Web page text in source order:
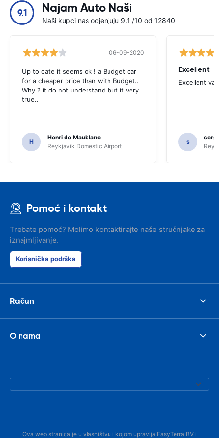
9.1 Najam Auto Naši
Naši kupci nas ocjenjuju 9.1 /10 od 12840
06-09-2020
Up to date it seems ok ! a Budget car
for a cheaper price than with Budget..
Why ? it do not understand but it very
true..
H
Henri de Maublanc
Reykjavik Domestic Airport
Excellent
Excellent
s
Pomoć i kontakt
Trebate pomoć? Molimo kontaktirajte naše stručnjake za
iznajmljivanje.
Korisnička podrška
Račun
O nama
Ova web stranica je u vlasništvu i kojom upravlja EasyTerra BV i